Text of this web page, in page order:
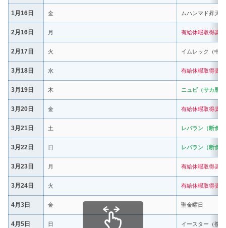
1月16日 金 ムハンマド昇天祭
2月16日 月 有給休暇取得奨
2月17日 火 イムレック（中
3月18日 水 有給休暇取得奨
3月19日 木 ニュピ（サカ暦
3月20日 金 有給休暇取得奨
3月21日 土 レバラン（断食
3月22日 日 レバラン（断食
3月23日 月 有給休暇取得奨
3月24日 火 有給休暇取得奨
4月3日 金 聖金曜日
4月5日 日 イースター（復